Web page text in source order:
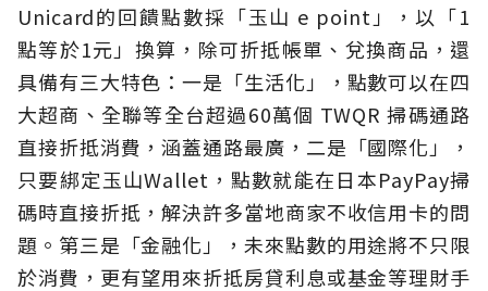
Unicard的回饋點數採「玉山 e point」，以「1
點等於1元」換算，除可折抵帳單、兌換商品，還
具備有三大特色：一是「生活化」，點數可以在四
大超商、全聯等全台超過60萬個 TWQR 掃碼通路
直接折抵消費，涵蓋通路最廣，二是「國際化」，
只要綁定玉山Wallet，點數就能在日本PayPay掃
碼時直接折抵，解決許多當地商家不收信用卡的問
題。第三是「金融化」，未來點數的用途將不只限
於消費，更有望用來折抵房貸利息或基金等理財手